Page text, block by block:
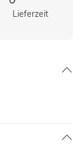
Lieferzeit